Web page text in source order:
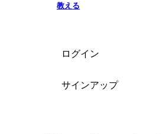
教える
ログイン
サインアップ